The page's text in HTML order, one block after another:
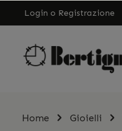
Login o Registrazione
Home Gioielli